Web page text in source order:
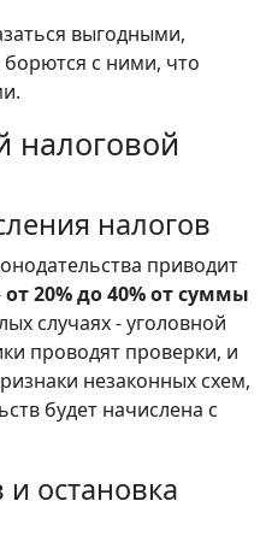
выгодными,
с ними, что
налоговой
налогов
приводит
от 20% до 40% от суммы
случаях - уголовной
проводят проверки, и
незаконных схем,
будет начислена с
и остановка